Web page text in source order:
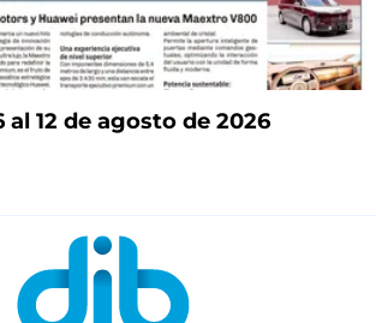
al 12 de agosto de 2026